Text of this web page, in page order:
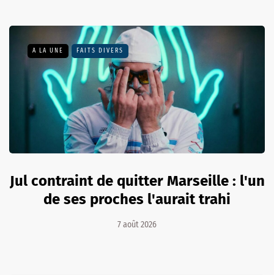
A LA UNE FAITS DIVERS
Jul contraint de quitter Marseille : l'un
de ses proches l'aurait trahi
7 août 2026